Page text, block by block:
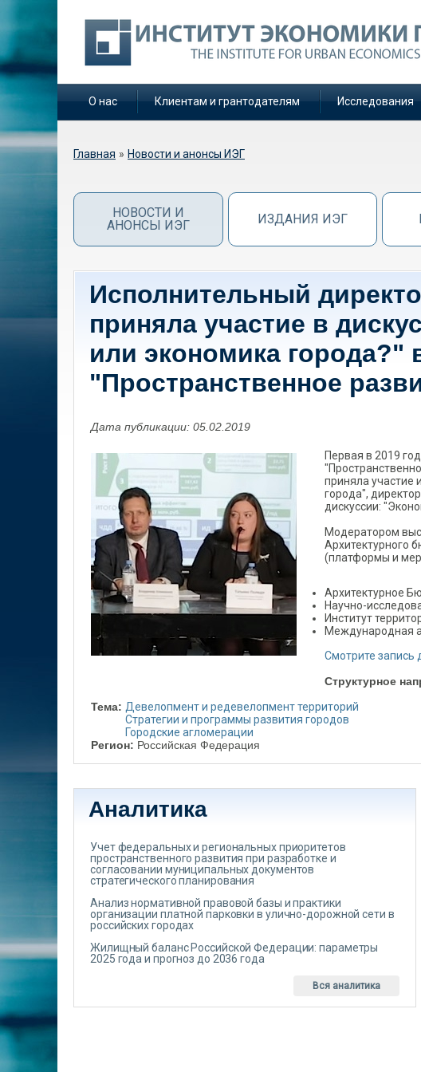
О нас Клиентам и грантодателям Исследования
Вы здесь
Главная » Новости и анонсы ИЭГ
НОВОСТИ И
АНОНСЫ ИЭГ
ИЗДАНИЯ ИЭГ
Исполнительный
приняла участие в
или экономика
"Пространственное
Дата публикации: 05.02.2019
Первая в 2019
приняла участие
города",
дискуссии:
Модератором
Архитектурного
(платформы и
Архитектурное
Научно-
Институт
Международная
Смотрите запись
Структурное
Тема: Девелопмент и редевелопмент территорий
Стратегии и программы развития городов
Городские агломерации
Регион: Российская Федерация
Аналитика
Учет федеральных и региональных приоритетов
пространственного развития при разработке и
согласовании муниципальных документов
стратегического планирования
Анализ нормативной правовой базы и практики
организации платной парковки в улично-дорожной сети в
российских городах
Жилищный баланс Российской Федерации: параметры
2025 года и прогноз до 2036 года
Вся аналитика